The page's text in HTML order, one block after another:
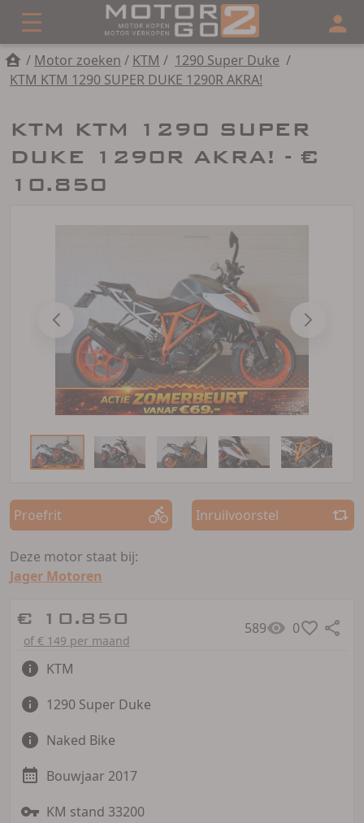
/ Motor zoeken / KTM / 1290 Super Duke /
KTM KTM 1290 SUPER DUKE 1290R AKRA!
KTM KTM 1290 SUPER
DUKE 1290R AKRA! - €
10.850
Proefrit Inruilvoorstel
Deze motor staat bij:
Jager Motoren
€ 10.850
of € 149 per maand
589 0
KTM
1290 Super Duke
Naked Bike
Bouwjaar 2017
KM stand 33200